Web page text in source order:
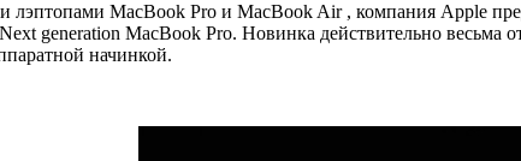
лэптопами MacBook Pro и MacBook Air , компания Apple
generation MacBook Pro. Новинка действительно весьма
начинкой.